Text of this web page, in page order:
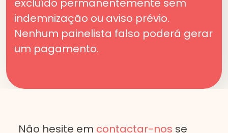
excluído permanentemente sem
indemnização ou aviso prévio.
Nenhum painelista falso poderá gerar
um pagamento.
Não hesite em contactar-nos se